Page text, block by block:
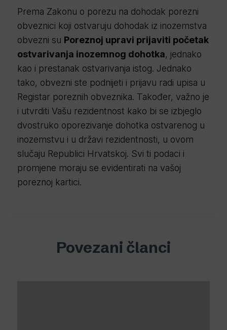
Prema Zakonu o porezu na dohodak porezni
obveznici koji ostvaruju dohodak iz inozemstva
obvezni su Poreznoj upravi prijaviti početak
ostvarivanja inozemnog dohotka, jednako
kao i prestanak ostvarivanja istog. Jednako
tako, obvezni ste podnijeti i prijavu radi upisa u
Registar poreznih obveznika. Također, važno je
i utvrditi Vašu rezidentnost kako bi se izbjeglo
dvostruko oporezivanje dohotka ostvarenog u
inozemstvu i u državi rezidentnosti, u ovom
slučaju Republici Hrvatskoj. Svi ti podaci i
promjene moraju se evidentirati na vašoj
poreznoj kartici.
Povezani članci